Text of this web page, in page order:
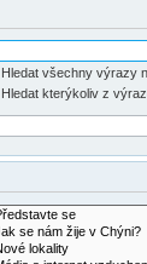
Hledat všechny výrazy
Hledat kterýkoliv z